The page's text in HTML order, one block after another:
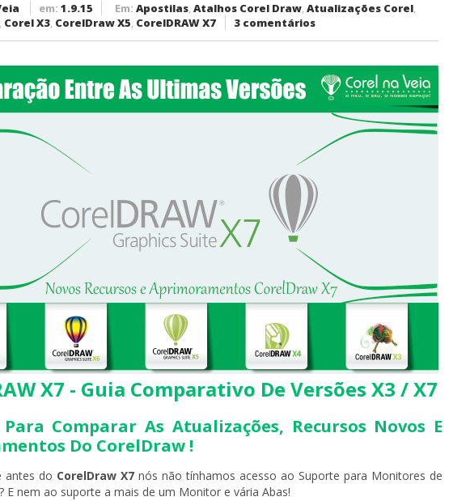
em: 1.9.15 Em: Apostilas,Atalhos Corel Draw,Atualizações Corel,
, Corel X3, CorelDraw X5, CorelDRAW X7 3 comentários
X7 - Guia Comparativo De Versões X3 / X7
Comparar As Atualizações, Recursos Novos E
Do CorelDraw !
antes do CorelDraw X7 nós não tínhamos acesso ao Suporte para Monitores de
E nem ao suporte a mais de um Monitor e vária Abas!